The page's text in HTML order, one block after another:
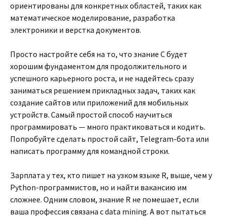
ориентированы для конкретных областей, таких как
математическое моделирование, разработка
электроники и верстка документов.
Просто настройте себя на то, что знание С будет
хорошим фундаментом для продолжительного и
успешного карьерного роста, и не надейтесь сразу
заниматься решением прикладных задач, таких как
создание сайтов или приложений для мобильных
устройств. Самый простой способ научиться
программировать — много практиковаться и кодить.
Попробуйте сделать простой сайт, Telegram-бота или
написать программу для командной строки.
Зарплата у тех, кто пишет на узком языке R, выше, чем у
Python-программистов, но и найти вакансию им
сложнее. Одним словом, знание R не помешает, если
ваша профессия связана с data mining. А вот пытаться